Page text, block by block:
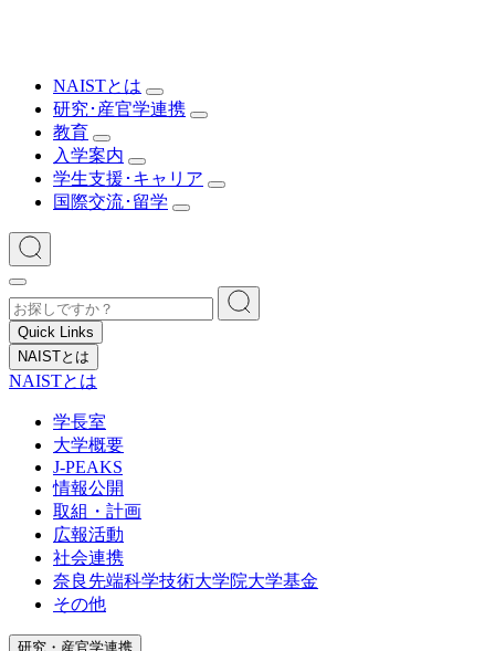
NAISTとは
研究･産官学連携
教育
入学案内
学生支援･キャリア
国際交流･留学
Quick Links
NAISTとは
NAISTとは
学長室
大学概要
J-PEAKS
情報公開
取組・計画
広報活動
社会連携
奈良先端科学技術大学院大学基金
その他
研究・産官学連携